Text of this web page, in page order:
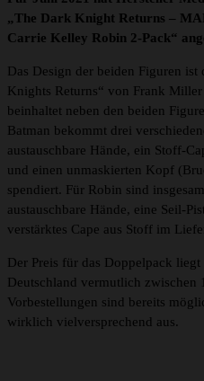
„The Dark Knight Returns –
Carrie Kelley Robin 2-Pack“
Das Design der beiden Figuren
Knights Returns“ von Frank
beinhaltet neben den beiden
Batman bekommt drei
austauschbare Hände, ein Stoff-
und einen unmaskierten Kopf
spendiert. Für Robin sind
austauschbare Hände, eine Seil-
verstärktes Cape aus Stoff im
Der Preis für das Doppelpack
Deutschland vermutlich zwischen
Vorbestellungen sind bereits
wirklich vielversprechend aus.